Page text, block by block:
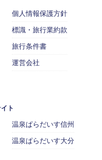
個人情報保護方針
標識・旅行業約款
旅行条件書
運営会社
ト
温泉ぱらだいす信州
温泉ぱらだいす大分